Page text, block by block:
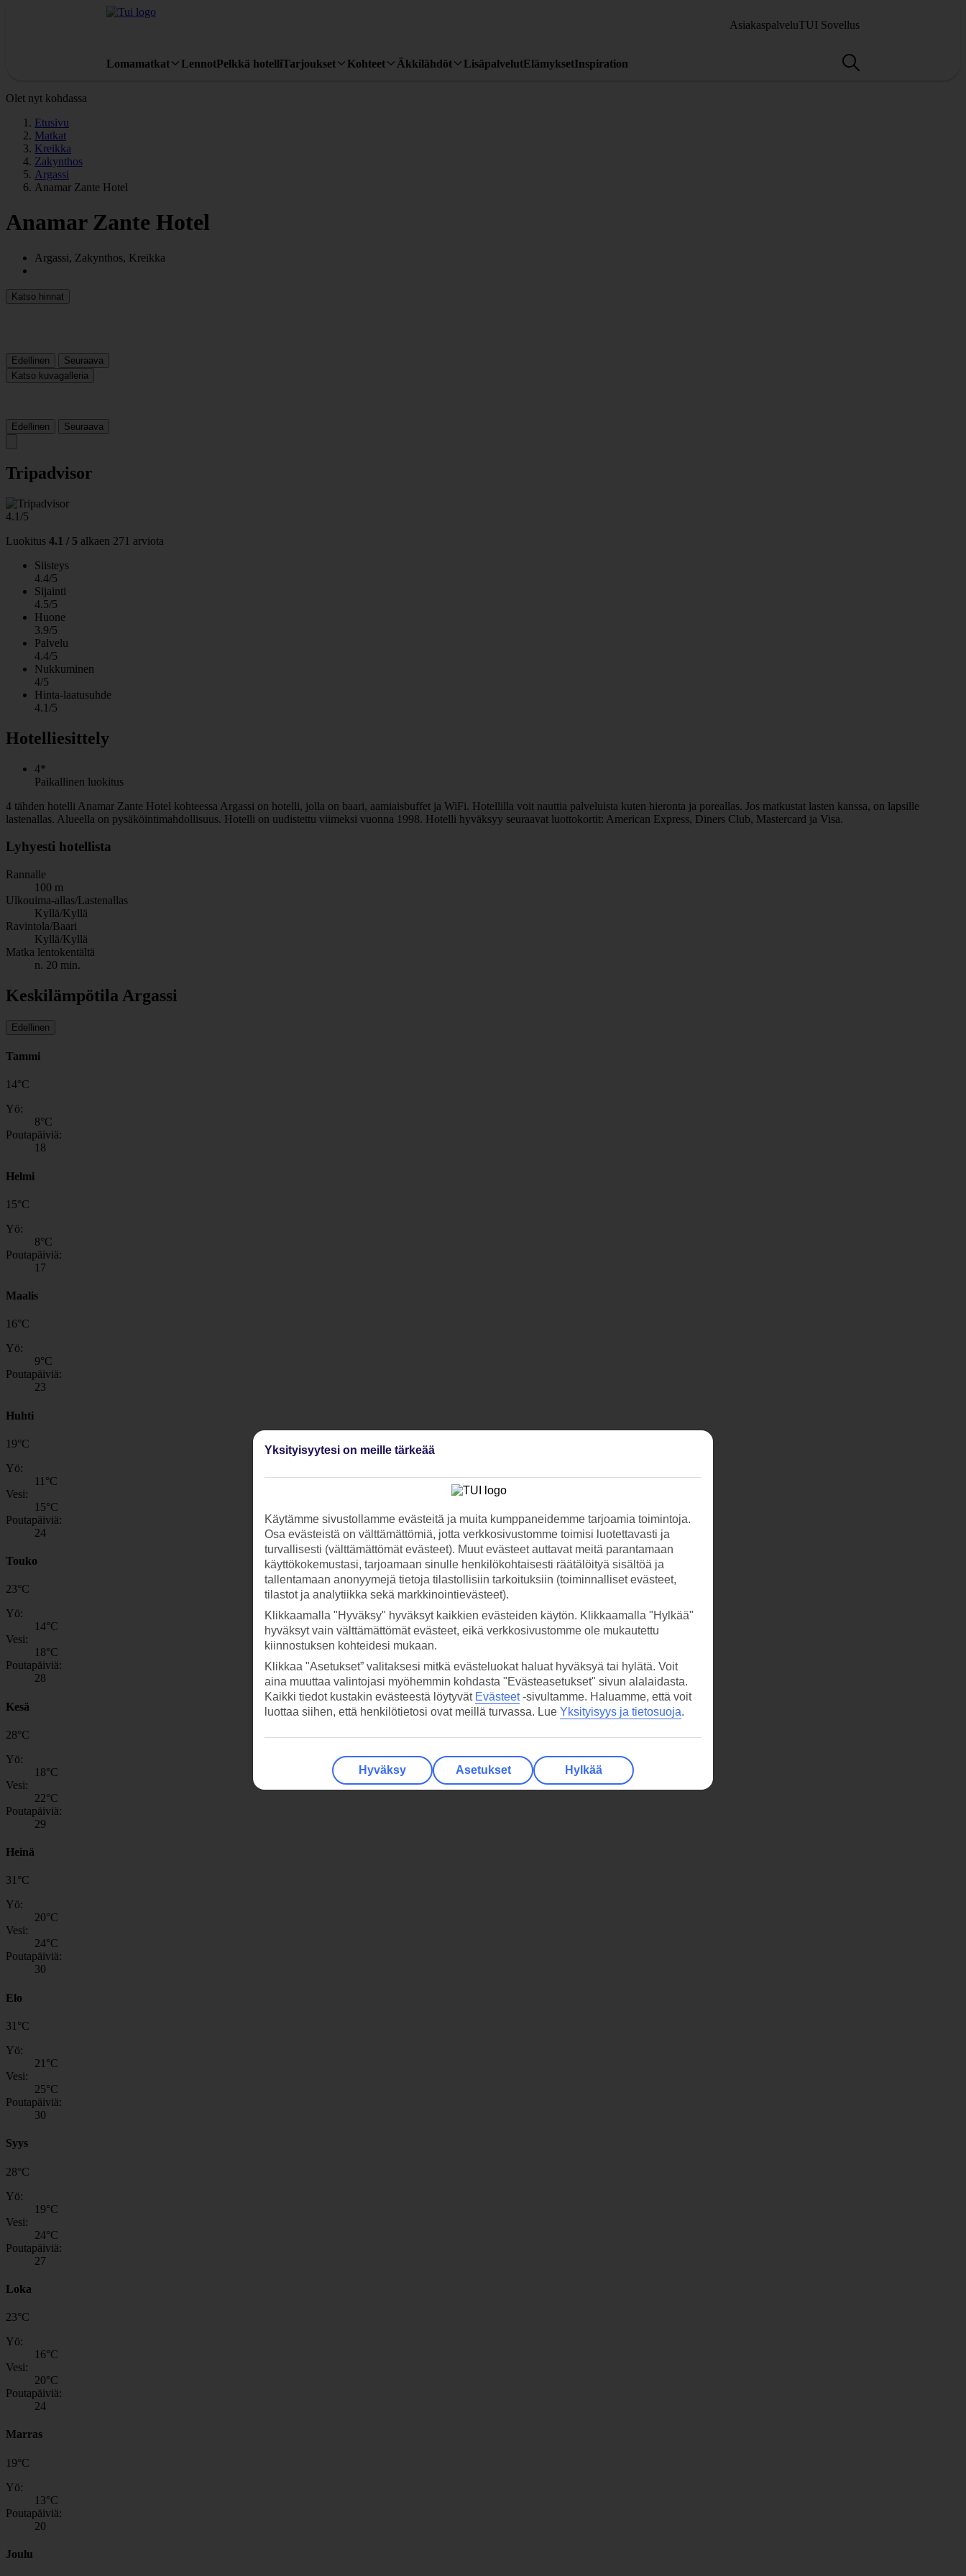
AsiakaspalveluTUI Sovellus
Lomamatkat LennotPelkkä hotelliTarjoukset Kohteet Äkkilähdöt LisäpalvelutElämyksetInspiration
Olet nyt kohdassa
Etusivu
Matkat
Kreikka
Zakynthos
Argassi
Anamar Zante Hotel
Anamar Zante Hotel
Argassi, Zakynthos, Kreikka
Katso hinnat
Edellinen
Seuraava
Katso kuvagalleria
Edellinen Seuraava
Tripadvisor
4.1/5
Luokitus 4.1 / 5 alkaen 271 arviota
Siisteys
4.4/5
Sijainti
4.5/5
Huone
3.9/5
Palvelu
4.4/5
Nukkuminen
4/5
Hinta-laatusuhde
4.1/5
Hotelliesittely
4*
Paikallinen luokitus
4 tähden hotelli Anamar Zante Hotel kohteessa Argassi on hotelli, jolla on baari, aamiaisbuffet ja WiFi. Hotellilla voit nauttia palveluista kuten hieronta ja poreallas. Jos matkustat lasten kanssa, on lapsille
lastenallas. Alueella on pysäköintimahdollisuus. Hotelli on uudistettu viimeksi vuonna 1998. Hotelli hyväksyy seuraavat luottokortit: American Express, Diners Club, Mastercard ja Visa.
Lyhyesti hotellista
Rannalle
100 m
Ulkouima-allas/Lastenallas
Kyllä/Kyllä
Ravintola/Baari
Kyllä/Kyllä
Matka lentokentältä
n. 20 min.
Keskilämpötila Argassi
Edellinen
Tammi
14°C
Yö:
8°C
Poutapäiviä:
18
Helmi
15°C
Yö:
8°C
Poutapäiviä:
17
Maalis
16°C
Yö:
9°C
Poutapäiviä:
23
Huhti
19°C
Yö:
11 °C
Vesi:
15°C
Poutapäiviä:
24
Touko
23°C
Yö:
14°C
Vesi:
18°C
Poutapäiviä:
28
Kesä
28°C
Yö:
18°C
Vesi:
22°C
Poutapäiviä:
29
Heinä
31°C
Yö:
20°C
Vesi:
24°C
Poutapäiviä:
30
Elo
31 °C
Yö:
21 °C
Vesi:
25°C
Poutapäiviä:
30
Syys
28°C
Yö:
19°C
Vesi:
24°C
Poutapäiviä:
27
Loka
23°C
Yö:
16°C
Vesi:
20°C
Poutapäiviä:
24
Marras
19°C
Yö:
13°C
Poutapäiviä:
20
Joulu
Yksityisyytesi on meille tärkeää
Käytämme sivustollamme evästeitä ja muita kumppaneidemme tarjoamia toimintoja.
Osa evästeistä on välttämättömiä, jotta verkkosivustomme toimisi luotettavasti ja
turvallisesti (välttämättömät evästeet). Muut evästeet auttavat meitä parantamaan
käyttökokemustasi, tarjoamaan sinulle henkilökohtaisesti räätälöityä sisältöä ja
tallentamaan anonyymejä tietoja tilastollisiin tarkoituksiin (toiminnalliset evästeet,
tilastot ja analytiikka sekä markkinointievästeet).
Klikkaamalla "Hyväksy" hyväksyt kaikkien evästeiden käytön. Klikkaamalla "Hylkää"
hyväksyt vain välttämättömät evästeet, eikä verkkosivustomme ole mukautettu
kiinnostuksen kohteidesi mukaan.
Klikkaa "Asetukset” valitaksesi mitkä evästeluokat haluat hyväksyä tai hylätä. Voit
aina muuttaa valintojasi myöhemmin kohdasta "Evästeasetukset" sivun alalaidasta.
Kaikki tiedot kustakin evästeestä löytyvät Evästeet-sivultamme. Haluamme, että voit
luottaa siihen, että henkilötietosi ovat meillä turvassa. Lue Yksityisyys ja tietosuoja.
Hyväksy Asetukset Hylkää